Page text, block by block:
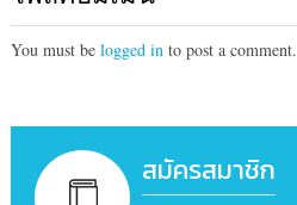
You must be logged in to post a comment.
สมัครสมาชิก